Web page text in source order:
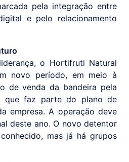
pela integração entre
e pelo relacionamento
o Hortifruti Natural
novo período, em meio à
de venda da bandeira pela
que faz parte do plano de
empresa. A operação deve
deste ano. O novo detentor
mas já há grupos